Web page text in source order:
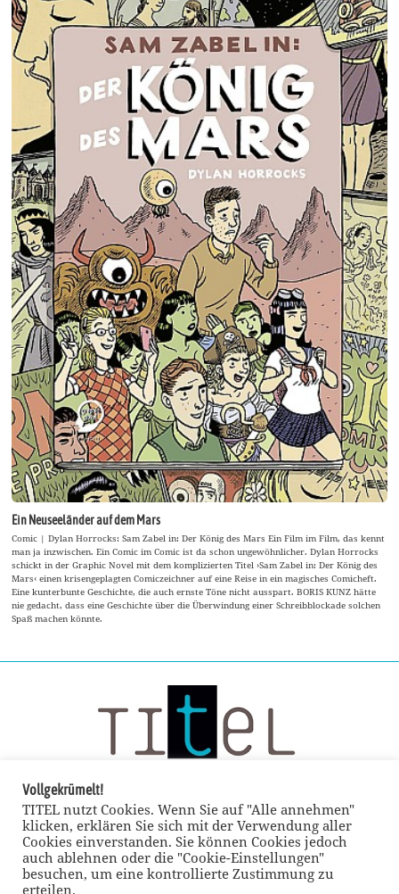
Ein Neuseeländer auf dem Mars
Comic | Dylan Horrocks: Sam Zabel in: Der König des Mars Ein Film im Film, das kennt
man ja inzwischen. Ein Comic im Comic ist da schon ungewöhnlicher. Dylan Horrocks
schickt in der Graphic Novel mit dem komplizierten Titel ›Sam Zabel in: Der König des
Mars‹ einen krisengeplagten Comiczeichner auf eine Reise in ein magisches Comicheft.
Eine kunterbunte Geschichte, die auch ernste Töne nicht ausspart. BORIS KUNZ hätte
nie gedacht, dass eine Geschichte über die Überwindung einer Schreibblockade solchen
Spaß machen könnte.
Vollgekrümelt!
TITEL nutzt Cookies. Wenn Sie auf "Alle annehmen"
klicken, erklären Sie sich mit der Verwendung aller
Cookies einverstanden. Sie können Cookies jedoch
auch ablehnen oder die "Cookie-Einstellungen"
besuchen, um eine kontrollierte Zustimmung zu
erteilen.